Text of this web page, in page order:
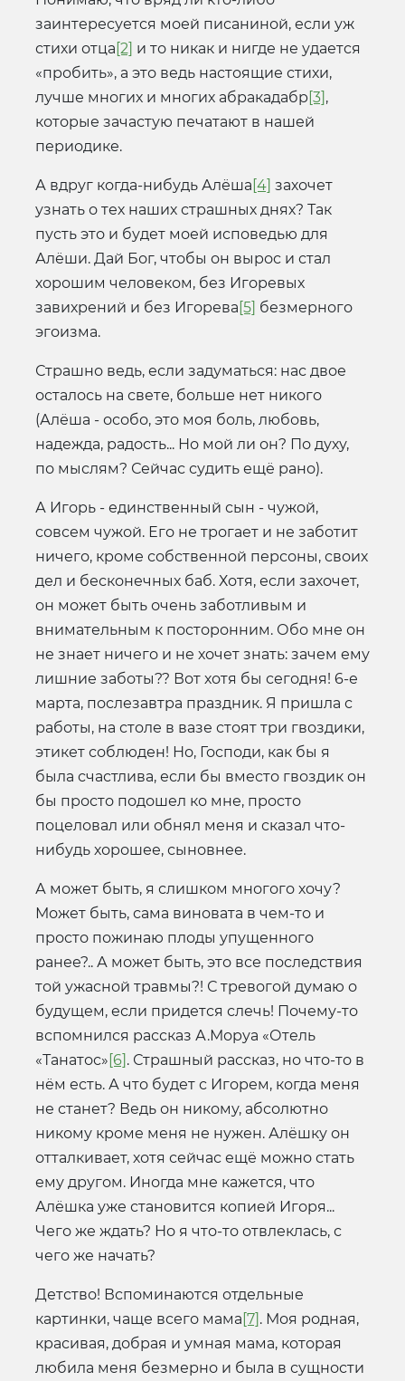
заинтересуется моей писаниной, если уж
стихи отца [2] и то никак и нигде не удается
«пробить», а это ведь настоящие стихи,
лучше многих и многих абракадабр[3] ,
которые зачастую печатают в нашей
периодике.
А вдруг когда-нибудь Алёша [4] захочет
узнать о тех наших страшных днях? Так
пусть это и будет моей исповедью для
Алёши. Дай Бог, чтобы он вырос и стал
хорошим человеком, без Игоревых
завихрений и без Игорева [5] безмерного
эгоизма.
Страшно ведь, если задуматься: нас двое
осталось на свете, больше нет никого
(Алёша - особо, это моя боль, любовь,
надежда, радость... Но мой ли он? По духу,
по мыслям? Сейчас судить ещё рано).
А Игорь - единственный сын - чужой,
совсем чужой. Его не трогает и не заботит
ничего, кроме собственной персоны, своих
дел и бесконечных баб. Хотя, если захочет,
он может быть очень заботливым и
внимательным к посторонним. Обо мне он
не знает ничего и не хочет знать: зачем ему
лишние заботы?? Вот хотя бы сегодня! 6-е
марта, послезавтра праздник. Я пришла с
работы, на столе в вазе стоят три гвоздики,
этикет соблюден! Но, Господи, как бы я
была счастлива, если бы вместо гвоздик он
бы просто подошел ко мне, просто
поцеловал или обнял меня и сказал что-
нибудь хорошее, сыновнее.
А может быть, я слишком многого хочу?
Может быть, сама виновата в чем-то и
просто пожинаю плоды упущенного
ранее?.. А может быть, это все последствия
той ужасной травмы?! С тревогой думаю о
будущем, если придется слечь! Почему-то
вспомнился рассказ А.Моруа «Отель
«Танатос» [6] . Страшный рассказ, но что-то в
нём есть. А что будет с Игорем, когда меня
не станет? Ведь он никому, абсолютно
никому кроме меня не нужен. Алёшку он
отталкивает, хотя сейчас ещё можно стать
ему другом. Иногда мне кажется, что
Алёшка уже становится копией Игоря...
Чего же ждать? Но я что-то отвлеклась, с
чего же начать?
Детство! Вспоминаются отдельные
картинки, чаще всего мама [7] . Моя родная,
красивая, добрая и умная мама, которая
любила меня безмерно и была в сущности